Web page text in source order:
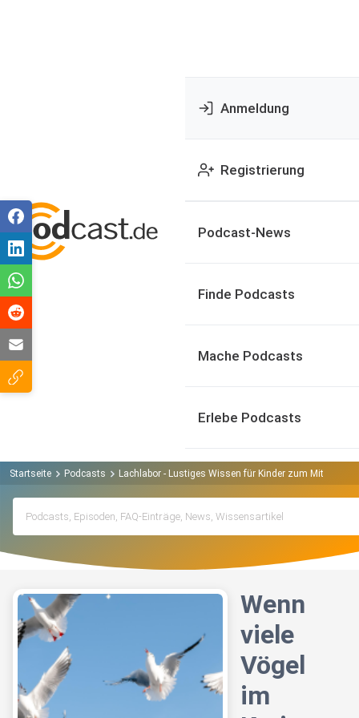
Anmeldung
Registrierung
Podcast-News
Finde Podcasts
Mache Podcasts
Erlebe Podcasts
Startseite Podcasts Lachlabor - Lustiges Wissen für Kinder zum Miträtseln
Wenn
viele
Vögel
im